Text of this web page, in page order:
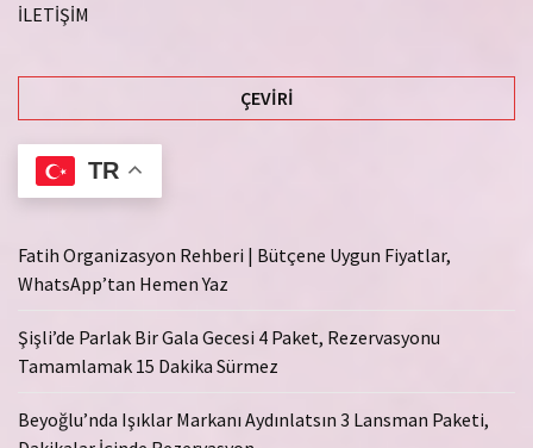
İLETİŞİM
ÇEVIRI
TR
Fatih Organizasyon Rehberi | Bütçene Uygun Fiyatlar,
WhatsApp’tan Hemen Yaz
Şişli’de Parlak Bir Gala Gecesi 4 Paket, Rezervasyonu
Tamamlamak 15 Dakika Sürmez
Beyoğlu’nda Işıklar Markanı Aydınlatsın 3 Lansman Paketi,